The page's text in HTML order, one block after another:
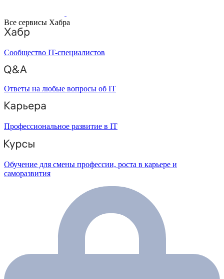
Все сервисы Хабра
Сообщество IT-специалистов
Ответы на любые вопросы об IT
Профессиональное развитие в IT
Обучение для смены профессии, роста в карьере и
саморазвития